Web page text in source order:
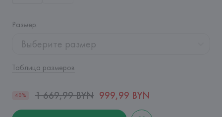
Размер:
Выберите размер
Таблица размеров
40% 1 669,99 BYN 999,99 BYN